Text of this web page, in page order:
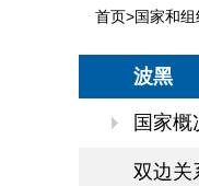
首页>国家和组
波黑
国家概
双边关